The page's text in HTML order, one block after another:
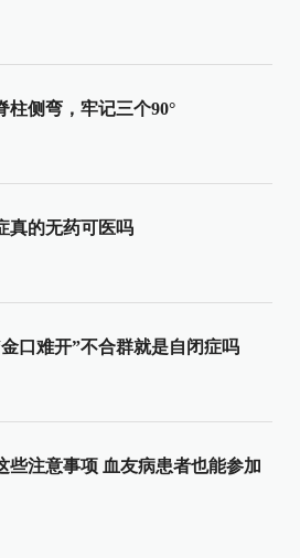
柱侧弯，牢记三个90°
真的无药可医吗
金口难开”不合群就是自闭症吗
些注意事项 血友病患者也能参加